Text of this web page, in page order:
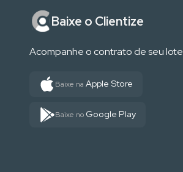
Baixe o Clientize
Acompanhe o contrato de seu lote
Baixe na Apple Store
Baixe no Google Play